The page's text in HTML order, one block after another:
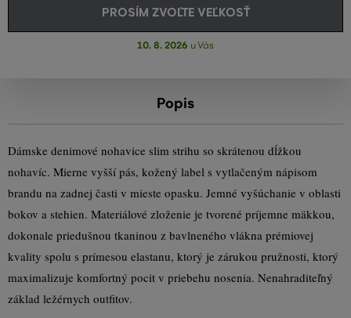
PROSÍM ZVOĽTE VEĽKOSŤ
10. 8. 2026 u Vás
Popis
Dámske denimové nohavice slim strihu so skrátenou dĺžkou
nohavíc. Mierne vyšší pás, kožený label s vytlačeným nápisom
brandu na zadnej časti v mieste opasku. Jemné vyšúchanie v oblasti
bokov a stehien. Materiálové zloženie je tvorené príjemne mäkkou,
dokonale priedušnou tkaninou z bavlneného vlákna prémiovej
kvality spolu s prímesou elastanu, ktorý je zárukou pružnosti, ktorý
maximalizuje komfortný pocit v priebehu nosenia. Nenahraditeľný
základ ležérnych outfitov.